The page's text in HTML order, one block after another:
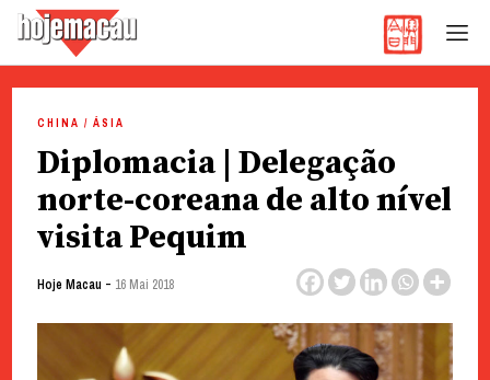
content
CHINA / ÁSIA
Diplomacia | Delegação
norte-coreana de alto nível
visita Pequim
Hoje Macau - 16 Mai 2018